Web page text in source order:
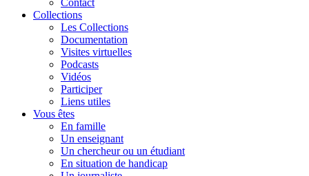
Collections
Les Collections
Documentation
Visites virtuelles
Podcasts
Vidéos
Participer
Liens utiles
Vous êtes
En famille
Un enseignant
Un chercheur ou un étudiant
En situation de handicap